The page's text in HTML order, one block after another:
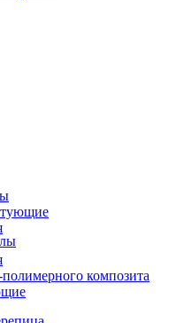
композита